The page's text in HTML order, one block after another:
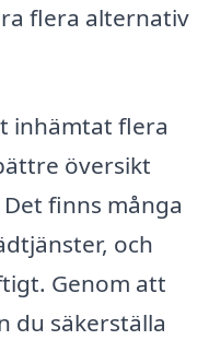
flera alternativ
inhämtat flera
översikt
finns många
och
Genom att
du säkerställa